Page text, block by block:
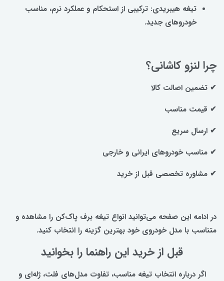
تیغه هیبریدی: ترکیبی از استحکام و عملکرد نرم، مناسب
خودروهای جدید.
چرا لنزو کاشانی؟
✔ تضمین اصالت کالا
✔ قیمت مناسب
✔ ارسال سریع
✔ مناسب خودروهای ایرانی و خارجی
✔ مشاوره تخصصی قبل از خرید
در ادامه این صفحه می‌توانید انواع تیغه برف پاک‌کن را مشاهده و
متناسب با مدل خودروی خود بهترین گزینه را انتخاب کنید.
قبل از خرید این راهنما را بخوانید
اگر درباره انتخاب تیغه مناسب، تفاوت مدل‌های فلت، ژله‌ای و